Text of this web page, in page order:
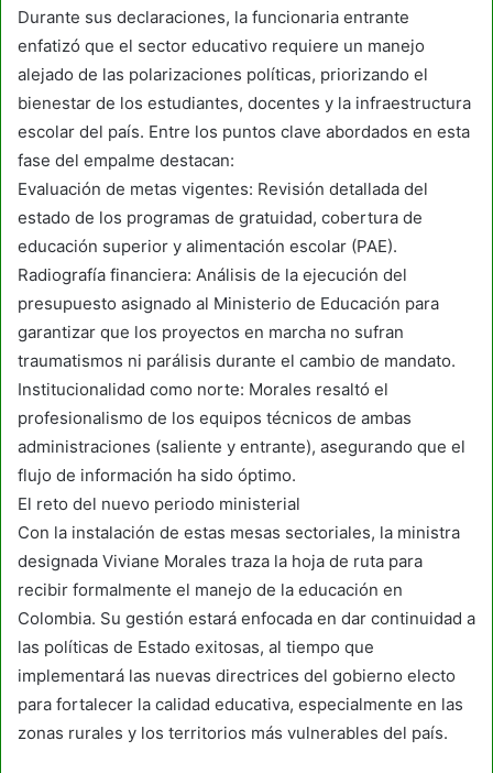
Durante sus declaraciones, la funcionaria entrante
enfatizó que el sector educativo requiere un manejo
alejado de las polarizaciones políticas, priorizando el
bienestar de los estudiantes, docentes y la infraestructura
escolar del país. Entre los puntos clave abordados en esta
fase del empalme destacan:
Evaluación de metas vigentes: Revisión detallada del
estado de los programas de gratuidad, cobertura de
educación superior y alimentación escolar (PAE).
Radiografía financiera: Análisis de la ejecución del
presupuesto asignado al Ministerio de Educación para
garantizar que los proyectos en marcha no sufran
traumatismos ni parálisis durante el cambio de mandato.
Institucionalidad como norte: Morales resaltó el
profesionalismo de los equipos técnicos de ambas
administraciones (saliente y entrante), asegurando que el
flujo de información ha sido óptimo.
El reto del nuevo periodo ministerial
Con la instalación de estas mesas sectoriales, la ministra
designada Viviane Morales traza la hoja de ruta para
recibir formalmente el manejo de la educación en
Colombia. Su gestión estará enfocada en dar continuidad a
las políticas de Estado exitosas, al tiempo que
implementará las nuevas directrices del gobierno electo
para fortalecer la calidad educativa, especialmente en las
zonas rurales y los territorios más vulnerables del país.